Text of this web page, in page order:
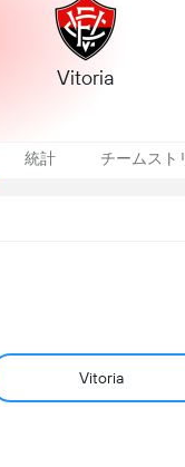
Vitoria
統計 チームスト
Vitoria